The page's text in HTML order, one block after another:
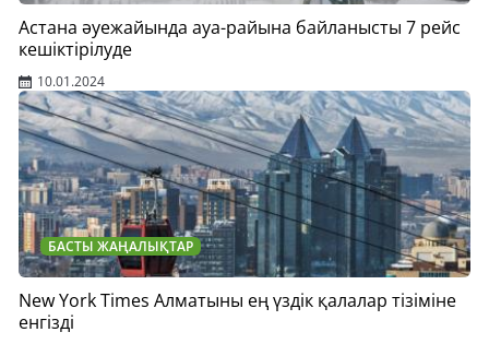
Астана әуежайында ауа-райына байланысты 7 рейс
кешіктірілуде
10.01.2024
БАСТЫ ЖАҢАЛЫҚТАР
New York Times Алматыны ең үздік қалалар тізіміне
енгізді